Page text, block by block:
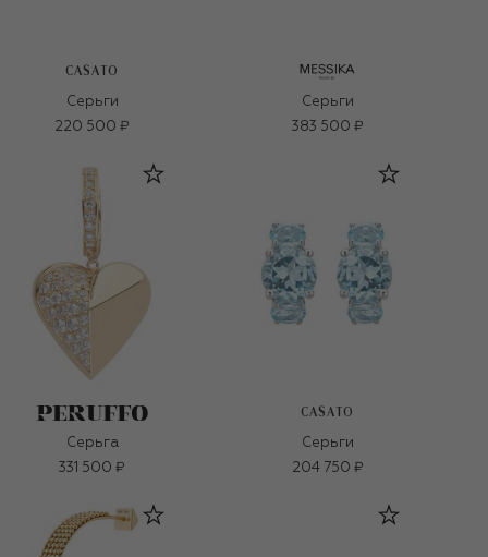
CASATO
Серьги
220 500 ₽
Серьги
383 500 ₽
Серьга
331 500 ₽
CASATO
Серьги
204 750 ₽